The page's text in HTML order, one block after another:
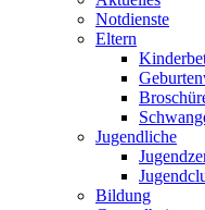
Notdienste
Eltern
Jugendliche
Bildung